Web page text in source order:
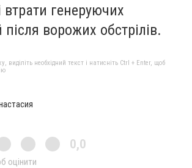
втрати генеруючих
ворожих обстрілів.
необхідний текст і натисніть Ctrl + Enter, щоб
0,0
оцінити